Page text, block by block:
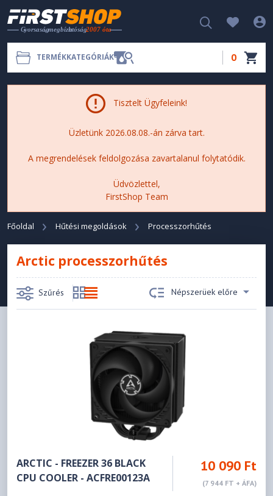
TERMÉKKATEGÓRIÁK 0
Tisztelt Ügyfeleink!
Üzletünk 2026.08.08.-án zárva tart.
A megrendelések feldolgozása zavartalanul folytatódik.
Üdvözlettel,
FirstShop Team
Főoldal Hűtési megoldások Processzorhűtés
Arctic processzorhűtés
Szűrés Népszerüek előre
ARCTIC - FREEZER 36 BLACK
CPU COOLER - ACFRE00123A
10 090 Ft
(7 944 FT + ÁFA)